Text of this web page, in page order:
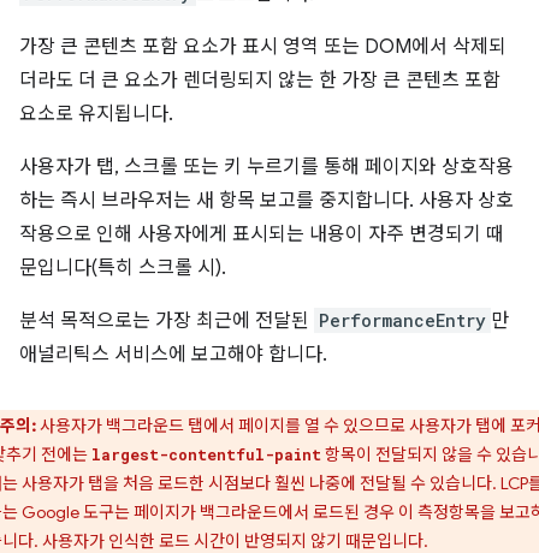
가장 큰 콘텐츠 포함 요소가 표시 영역 또는 DOM에서 삭제되
더라도 더 큰 요소가 렌더링되지 않는 한 가장 큰 콘텐츠 포함
요소로 유지됩니다.
사용자가 탭, 스크롤 또는 키 누르기를 통해 페이지와 상호작용
하는 즉시 브라우저는 새 항목 보고를 중지합니다. 사용자 상호
작용으로 인해 사용자에게 표시되는 내용이 자주 변경되기 때
문입니다(특히 스크롤 시).
분석 목적으로는 가장 최근에 전달된 PerformanceEntry 만
애널리틱스 서비스에 보고해야 합니다.
주의:사용자가 백그라운드 탭에서 페이지를 열 수 있으므로 사용자가 탭에 포
추기 전에는 largest-contentful-paint 항목이 전달되지 않을 수 있습
사용자가 탭을 처음 로드한 시점보다 훨씬 나중에 전달될 수 있습니다. LCP
Google 도구는 페이지가 백그라운드에서 로드된 경우 이 측정항목을 보고
다. 사용자가 인식한 로드 시간이 반영되지 않기 때문입니다.